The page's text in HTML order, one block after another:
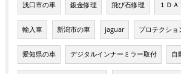
浅口市の車 鈑金修理 飛び石修理 １Ｄ
輸入車 新潟市の車 jaguar プロテクショ
愛知県の車 デジタルインナーミラー取付 自